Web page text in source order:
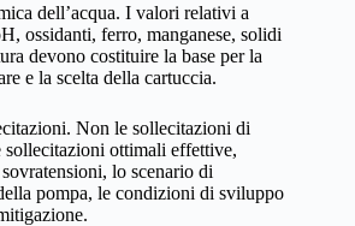
dell’acqua. I valori relativi a
ossidanti, ferro, manganese, solidi
devono costituire la base per la
e la scelta della cartuccia.
Non le sollecitazioni di
sollecitazioni ottimali effettive,
lo scenario di
pompa, le condizioni di sviluppo